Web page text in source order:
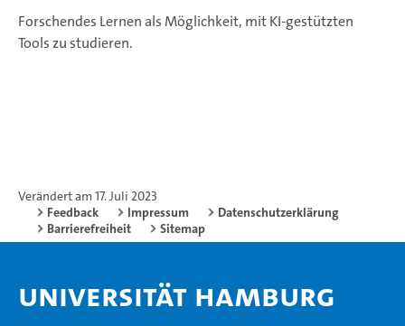
Forschendes Lernen als Möglichkeit, mit KI-gestützten
Tools zu studieren.
Verändert am 17. Juli 2023
Feedback
Impressum
Datenschutzerklärung
Barrierefreiheit
Sitemap
Universität Hamburg